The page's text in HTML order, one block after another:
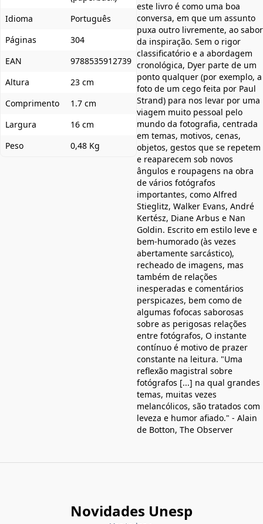
Idioma
Português
Páginas
304
EAN
9788535912739
Altura
23 cm
Comprimento
1.7 cm
Largura
16 cm
Peso
0,48 Kg
este livro é como uma boa
conversa, em que um assunto
puxa outro livremente, ao sabor
da inspiração. Sem o rigor
classificatório e a abordagem
cronológica, Dyer parte de um
ponto qualquer (por exemplo, a
foto de um cego feita por Paul
Strand) para nos levar por uma
viagem muito pessoal pelo
mundo da fotografia, centrada
em temas, motivos, cenas,
objetos, gestos que se repetem
e reaparecem sob novos
ângulos e roupagens na obra
de vários fotógrafos
importantes, como Alfred
Stieglitz, Walker Evans, André
Kertész, Diane Arbus e Nan
Goldin. Escrito em estilo leve e
bem-humorado (às vezes
abertamente sarcástico),
recheado de imagens, mas
também de relações
inesperadas e comentários
perspicazes, bem como de
algumas fofocas saborosas
sobre as perigosas relações
entre fotógrafos, O instante
contínuo é motivo de prazer
constante na leitura. "Uma
reflexão magistral sobre
fotógrafos [...] na qual grandes
temas, muitas vezes
melancólicos, são tratados com
leveza e humor afiado." - Alain
de Botton, The Observer
Novidades Unesp